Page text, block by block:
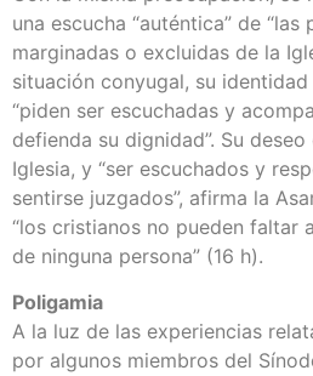
una escucha “auténtica” de
marginadas o excluidas de la
situación conyugal, su
“piden ser escuchadas y
defienda su dignidad”. Su deseo
Iglesia, y “ser escuchados y
sentirse juzgados”, afirma la
“los cristianos no pueden faltar
de ninguna persona” (16 h).
Poligamia
A la luz de las experiencias
por algunos miembros del